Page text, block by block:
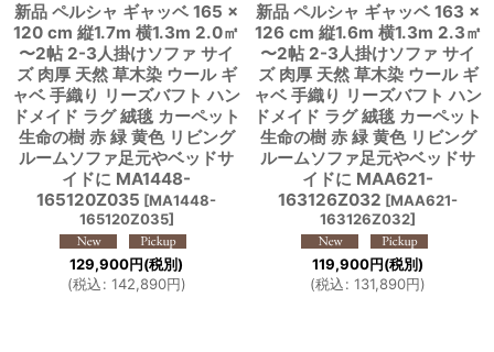
新品 ペルシャ ギャッベ 165 ×
120 cm 縦1.7m 横1.3m 2.0㎡
〜2帖 2-3人掛けソファ サイ
ズ 肉厚 天然 草木染 ウール ギ
ャベ 手織り リーズバフト ハン
ドメイド ラグ 絨毯 カーペット
生命の樹 赤 緑 黄色 リビング
ルームソファ足元やベッドサ
イドに MA1448-
165120Z035 [MA1448-
165120Z035]
129,900円(税別)
(税込: 142,890円)
新品 ペルシャ ギャッベ 163 ×
126 cm 縦1.6m 横1.3m 2.3㎡
〜2帖 2-3人掛けソファ サイ
ズ 肉厚 天然 草木染 ウール ギ
ャベ 手織り リーズバフト ハン
ドメイド ラグ 絨毯 カーペット
生命の樹 赤 緑 黄色 リビング
ルームソファ足元やベッドサ
イドに MAA621-
163126Z032 [MAA621-
163126Z032]
119,900円(税別)
(税込: 131,890円)